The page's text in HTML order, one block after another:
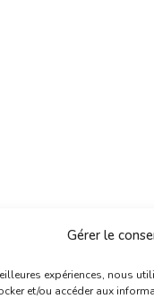
Gérer le
expériences, nous
et/ou accéder aux